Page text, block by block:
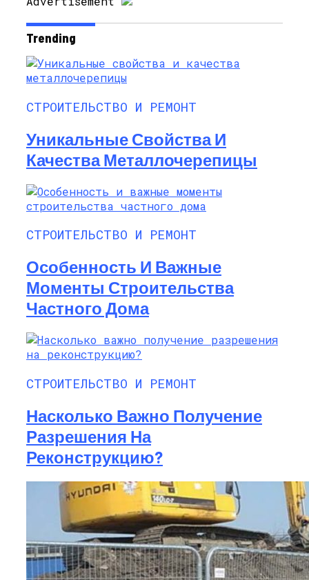
Trending
СТРОИТЕЛЬСТВО И РЕМОНТ
Уникальные Свойства И
Качества Металлочерепицы
СТРОИТЕЛЬСТВО И РЕМОНТ
Особенность И Важные
Моменты Строительства
Частного Дома
СТРОИТЕЛЬСТВО И РЕМОНТ
Насколько Важно Получение
Разрешения На
Реконструкцию?